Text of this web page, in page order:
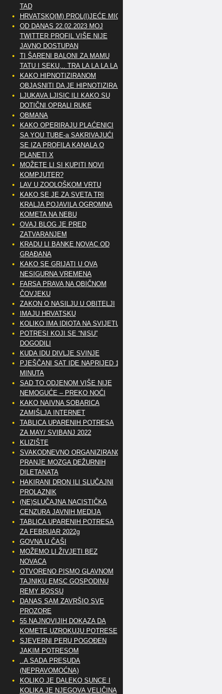
TAD
HRVATSKO(M) PROL(I)JEĆE MIG
OD DANAS 22.02.2023 MOJ
TWITTER PROFIL VIŠE NIJE
JAVNO DOSTUPAN
TI ŠARENI BALONI ZA MAMU
TATU I SEKU,.. TRA LA LA LA LA
KAKO HIPNOTIZIRANOM
OBJASNITI DA JE HIPNOTIZIRAN
LJUKAVA LJISIC ILI KAKO SU
DOTIČNI OPRALI RUKE
OBMANA
KAKO OPERIRAJU PLAĆENICI
SA YOU TUBE-a SAKRIVAJUĆI
SE IZA PROFILA KANALA O
PLANETI X
MOŽETE LI SI KUPITI NOVI
KOMPJUTER?
LAV U ZOOLOŠKOM VRTU
KAKO SE JE ZA SVETA TRI
KRALJA POJAVILA OGROMNA
KOMETA NA NEBU
OVAJ BLOG JE PRED
ZATVARANJEM
KRADU LI BANKE NOVAC OD
GRAĐANA
KAKO SE GRIJATI U OVA
NESIGURNA VREMENA
FARSA PRAVA NA OBIČNOM
ČOVJEKU
ZAKON O NASILJU U OBITELJI
IMAJU HRVATSKU
KOLIKO IMA IDIOTA NA SVIJETU?
POTRESI KOJI SE “NISU”
DOGODILI
KUDA IDU DIVLJE SVINJE
PJEŠČANI SAT IDE NAPRIJED 10
MINUTA
SAD TO ODJENOM VIŠE NIJE
NEMOGUĆE – PREKO NOĆI
KAKO NAIVNA SOBARICA
ZAMIŠLJA INTERNET
TABLICA UPARENIH POTRESA
ZA MAY/ SVIBANJ 2022
KLIZIŠTE
SVAKODNEVNO ORGANIZIRANO
PRANJE MOZGA DEŽURNIH
DILETANATA
HAKIRANI DRON ILI SLUČAJNI
PROLAZNIK
(NE)SLUČAJNA NACISTIČKA
CENZURA JAVNIH MEDIJA
TABLICA UPARENIH POTRESA
ZA FEBRUAR 2022g
GOVNA U ČAŠI
MOŽEMO LI ŽIVJETI BEZ
NOVACA
OTVORENO PISMO GLAVNOM
TAJNIKU EMSC GOSPODINU
REMY BOSSU
DANAS SAM ZAVRŠIO SVE
PROZORE
55 NAJNOVIJIH DOKAZA DA
KOMETE UZROKUJU POTRESE
SJEVERNI PERU POGOĐEN
JAKIM POTRESOM
..A SADA PRESUDA
(NEPRAVOMOĆNA)
KOLIKO JE DALEKO SUNCE I
KOLIKA JE NJEGOVA VELIČINA